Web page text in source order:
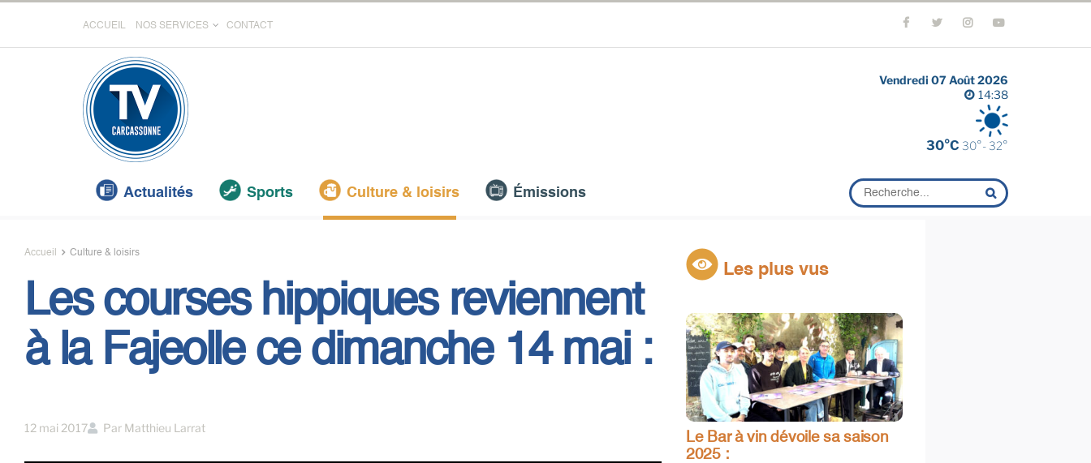
ACCUEIL NOS SERVICES CONTACT
Vendredi 07 Août 2026
14:38
30°C 30°- 32°
Actualités Sports Culture & loisirs Émissions
Accueil Culture & loisirs
Les courses hippiques reviennent
à la Fajeolle ce dimanche 14 mai :
12 mai 2017 Par Matthieu Larrat
Les plus vus
Le Bar à vin dévoile sa saison
2025 :